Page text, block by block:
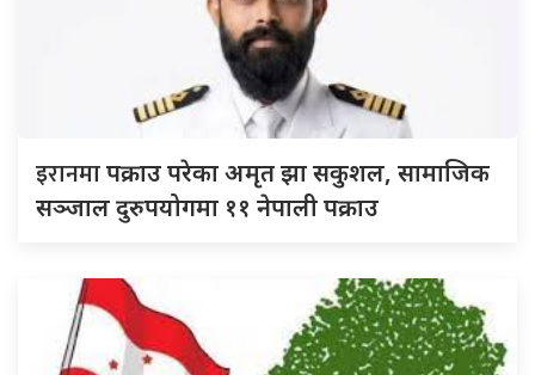
इरानमापक्राउ परेका अमृत झा सकुशल, सामाजिक
सञ्जाल दुरुपयोगमा ११ नेपाली पक्राउ